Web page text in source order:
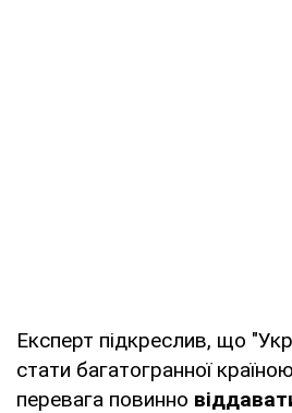
Експерт підкреслив, що
стати багатогранної
перевага повинно